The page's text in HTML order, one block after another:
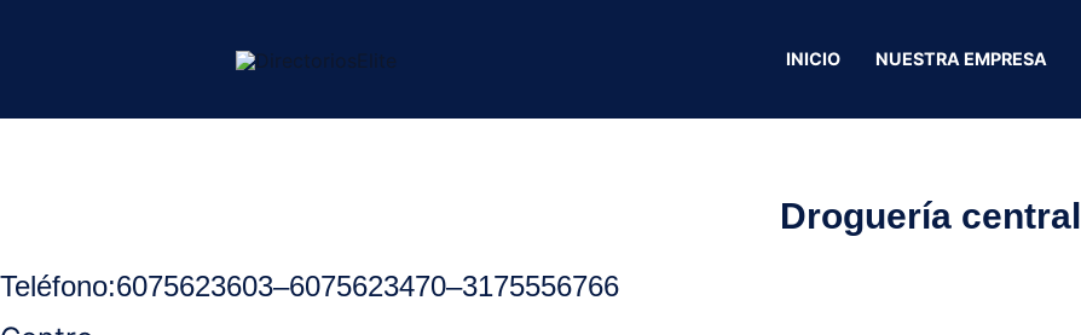
INICIO NUESTRA EMPRESA
Droguería central
Teléfono:6075623603–6075623470–3175556766